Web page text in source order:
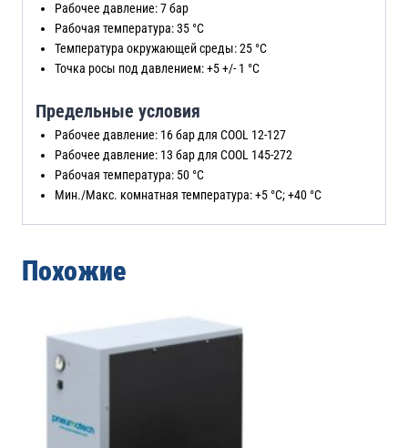
Рабочее давление: 7 бар
Рабочая температура: 35 °C
Температура окружающей среды: 25 °C
Точка росы под давлением: +5 +/- 1 °C
Предельные условия
Рабочее давление: 16 бар для COOL 12-127
Рабочее давление: 13 бар для COOL 145-272
Рабочая температура: 50 °C
Мин./Макс. комнатная температура: +5 °C; +40 °C
Похожие